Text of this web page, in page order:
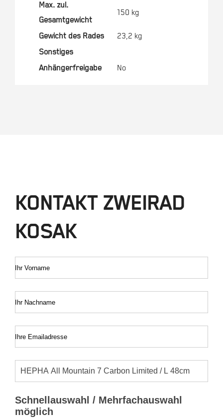
Max. zul.
Gesamtgewicht
150 kg
Gewicht des Rades
23,2 kg
Sonstiges
Anhängerfreigabe
No
KONTAKT ZWEIRAD
KOSAK
Ihr Vorname
Ihr Nachname
Ihre Emailadresse
Schnellauswahl / Mehrfachauswahl
möglich